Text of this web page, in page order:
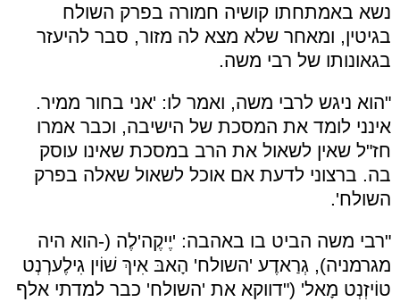
נשא באמתחתו קושיה חמורה בפרק השולח
בגיטין, ומאחר שלא מצא לה מזור, סבר להיעזר
בגאונותו של רבי משה.
"הוא ניגש לרבי משה, ואמר לו: 'אני בחור ממיר.
אינני לומד את המסכת של הישיבה, וכבר אמרו
חז"ל שאין לשאול את הרב במסכת שאינו עוסק
בה. ברצוני לדעת אם אוכל לשאול שאלה בפרק
השולח'.
"רבי משה הביט בו באהבה: 'יֶיקֶה'לֶה (-הוא היה
מגרמניה), גְרַאדֶע 'השולח' הָאבּ אִיךְ שׁוֹין גִילֶערְנְט
טוֹיזְנְט מָאל' ("דווקא את 'השולח' כבר למדתי אלף